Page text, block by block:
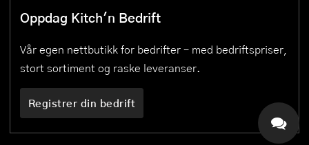
Oppdag Kitch'n Bedrift
Vår egen nettbutikk for bedrifter – med bedriftspriser,
stort sortiment og raske leveranser.
Registrer din bedrift